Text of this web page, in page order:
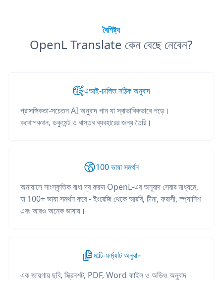
বৈশিষ্ট্য
OpenL Translate কেন বেছে নেবেন?
এআই-চালিত সঠিক অনুবাদ
প্রাসঙ্গিকতা-সচেতন AI অনুবাদ পান যা স্বাভাবিকভাবে পড়ে।
কথোপকথন, ডকুমেন্ট ও বাস্তব ব্যবহারের জন্য তৈরি।
100 ভাষা সমর্থন
অনায়াসে সাংস্কৃতিক বাধা দূর করুন OpenL-এর অনুবাদ সেবার মাধ্যমে,
যা 100+ ভাষা সমর্থন করে - ইংরেজি থেকে আরবি, চীনা, ফরাসী, স্প্যানিশ
এবং আরও অনেক ভাষায়।
মাল্টি-ফর্ম্যাট অনুবাদ
এক জায়গায় ছবি, স্ক্রিনশট, PDF, Word ফাইল ও অডিও অনুবাদ